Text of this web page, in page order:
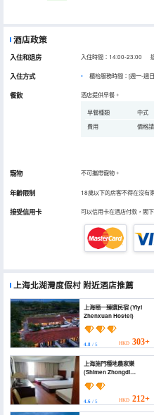
酒店政策
入住和退房 入住時間：14:00-23:00
入住方式 櫃枱服務時間：[週一-週
餐飲 酒店提供早餐。
早餐種類
中式
費用
價格
寵物 不可攜帶寵物。
年齡限制 18歲以下的房客不得在沒有
接受信用卡 可以信用卡在酒店付款，閣
上海北湖灣度假村 附近酒店推薦
上海頤一臻選民宿 (Yiyi
Zhenxuan Hostel)
4.8 / 5 HKD 303+
上海施門種地農家樂
(Shimen Zhongdi
Farmhouse)
4.6 / 5 HKD 212+